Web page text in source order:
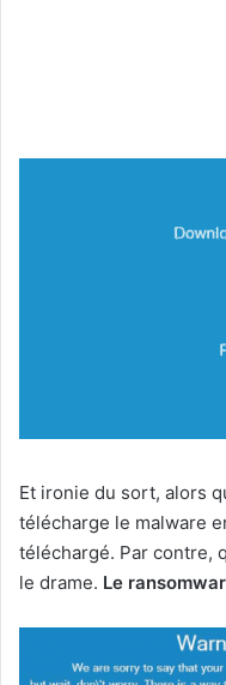
Et ironie du sort, alors
télécharge le malware
téléchargé. Par contre,
le drame. Le